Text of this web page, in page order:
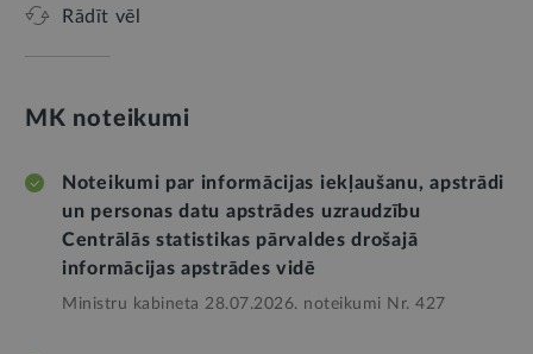
Rādīt vēl
MK noteikumi
Noteikumi par informācijas iekļaušanu, apstrādi
un personas datu apstrādes uzraudzību
Centrālās statistikas pārvaldes drošajā
informācijas apstrādes vidē
Ministru kabineta 28.07.2026. noteikumi Nr. 427